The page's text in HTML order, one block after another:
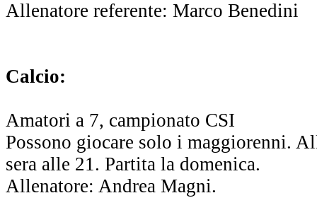
Allenatore referente: Marco Benedini
Calcio:
Amatori a 7, campionato CSI
Possono giocare solo i maggiorenni.
sera alle 21. Partita la domenica.
Allenatore: Andrea Magni.